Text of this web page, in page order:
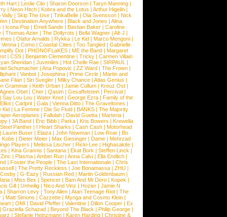
Hart| Leslie Clio| Sharon Doorson| Taryn Manning|
| Neon Hitch | Kobra and the Lotus | Arthur Higelin |
Vally | Skip The Use | TinkaBelle | Ola Svensson | Nick
| Destination Anywhere| Black and Jones | Alina
| Icona Pop| Emeli Sande| Bastian Baker| Caroline
| Thomas Azier| The Dollyrots | Bella Wagner| Alt-J |
| Olafur Arnalds | Rykka | Le Kid | Marco Mengoni |
Venna| Como| Coastal Cities | Too Tangled| Gabrielle
Dot | PHONOFLaKES | ME the Band | Margaret
| CSS| Benjamin Clementine| Tricky| Carmen Villain
Sheridan| Juveniles | Hot Chelle Rae| SIRPAUL
|
Schumacher | Ana Popovic | ZZ Ward | The Frown |
| Vanbot | Josephina | Prime Circle | Martin and
Filan | Siri Svegler | Milky Chance | Atlas Genius |
Grammar | Keith Urban | Jamie Cullum | Kreuz Ost |
Agnes Obel | Cher | Qasim | Gesaffelstein | Percival |
| Say Lou Lou | Water Knot | George Ezra | Family of the
| Carlprit| Gala| Vienna Ditto| The Graveltones |
Kid | La Femme | Die So Fluid | BANKS | The Majority
Aeroplanes | Fallulah | David Guetta | Marteria |
| 3A Band| Eric Bibb| Parka| Kris Bowers | Krewella
Steel Panther| I Heart Sharks | Cash Cash| Motorhead
| Laurin Buser | Elaiza | John Newman | Low Roar | Bo
Kobe | Dieter Meier | Max Giesinger | Dame | Mehrzad
Players | Melissa Lischer | Ricki-Lee | Highasakite |
| Kina Grannis | Santana | Ekat Bork | Steffen Linck |
Zinc | Plasma | Amber Run | Anna Calvi | Ella Endlich |
| Foster the People| The Last Internationale| Chris
| The Pretty Reckless | Joe Bonamassa| ZHU|
Cosby| G-Eazy| Russian Red| Martin Goldenbaum|
| Miss Bex | Spencer | Bam And Mr.Dero | Kopek |
Gill | Unheilig | Nico And Vinz | Hozier | Jamie N
| Sharron Levy| Tony Allen| Atari Teenage Riot| The
| Matt Simons | Cazzette | Mynga and Cosmo Klein |
| OMI | David Pfeffer | Valentine | Dillon Cooper | Ex
| Graziella Schazad | Beyond The Black | Philip George |
| Stefanie Heinzmann| Karen Harding| Christine &